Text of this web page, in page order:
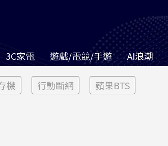
3C家電 遊戲/電競/手遊 AI浪潮
機 行動斷網 蘋果BTS